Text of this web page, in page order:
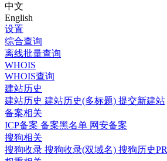
中文
English
设置
综合查询
离线批量查询
WHOIS
WHOIS查询
建站历史
建站历史 建站历史(多标题) 提交新建站
备案相关
ICP备案 备案黑名单 网安备案
搜狗相关
搜狗收录 搜狗收录(双域名) 搜狗历史PR